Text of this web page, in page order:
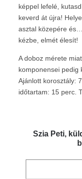
képpel lefelé,
keverd át újra!
asztal közepére
kézbe, elmét élesít!
A doboz mérete
komponensei pedig
Ajánlott korosztály:
időtartam: 15 perc.
Szia Peti,